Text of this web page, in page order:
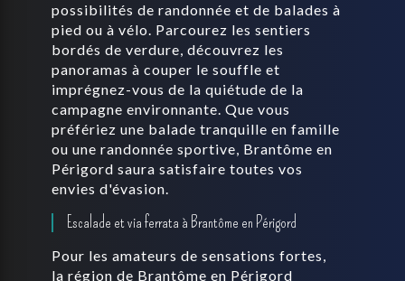
possibilités de randonnée et de balades à
pied ou à vélo. Parcourez les sentiers
bordés de verdure, découvrez les
panoramas à couper le souffle et
imprégnez-vous de la quiétude de la
campagne environnante. Que vous
préfériez une balade tranquille en famille
ou une randonnée sportive, Brantôme en
Périgord saura satisfaire toutes vos
envies d'évasion.
Escalade et via ferrata à Brantôme en Périgord
Pour les amateurs de sensations fortes,
la région de Brantôme en Périgord